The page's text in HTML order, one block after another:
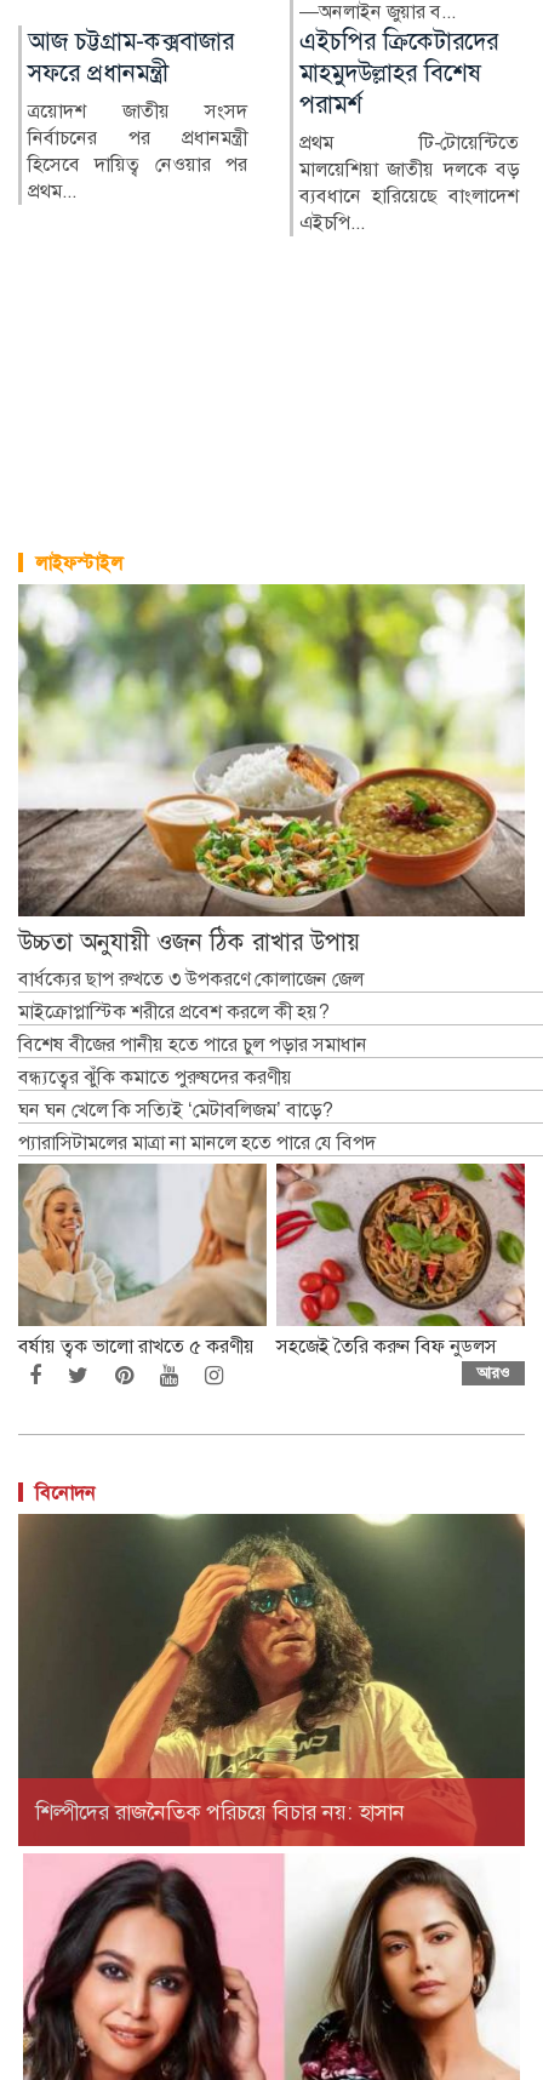
এইচপির ক্রিকেটারদের
মাহমুদউল্লাহর বিশেষ
পরামর্শ
প্রথম টি-টোয়েন্টিতে
মালয়েশিয়া জাতীয় দলকে বড়
ব্যবধানে হারিয়েছে বাংলাদেশ
গাজায় ধ্বংসস্তূপ থেকে
১৯ লাশ উদ্ধার
ফিলিস্তিনের অবরুদ্ধ গাজা
উপত্যকায় ইসরাইলি হামলায়
ধ্বংস হয়ে যাওয়া ভবনগুলোর
ধ্ব...
লাইফস্টাইল
উচ্চতা অনুযায়ী ওজন ঠিক রাখার উপায়
বার্ধক্যের ছাপ রুখতে ৩ উপকরণে কোলাজেন জেল
মাইক্রোপ্লাস্টিক শরীরে প্রবেশ করলে কী হয়?
বিশেষ বীজের পানীয় হতে পারে চুল পড়ার সমাধান
বন্ধ্যত্বের ঝুঁকি কমাতে পুরুষদের করণীয়
ঘন ঘন খেলে কি সত্যিই ‘মেটাবলিজম’ বাড়ে?
প্যারাসিটামলের মাত্রা না মানলে হতে পারে যে বিপদ
বর্ষায় ত্বক ভালো রাখতে ৫ করণীয় সহজেই তৈরি করুন বিফ নুডলস
আরও
বিনোদন
শিল্পীদের রাজনৈতিক পরিচয়ে বিচার নয়: হাসান